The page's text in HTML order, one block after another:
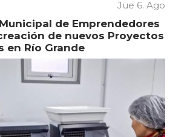
Jue 6. Ago
de Emprendedores
de nuevos Proyectos
en Río Grande